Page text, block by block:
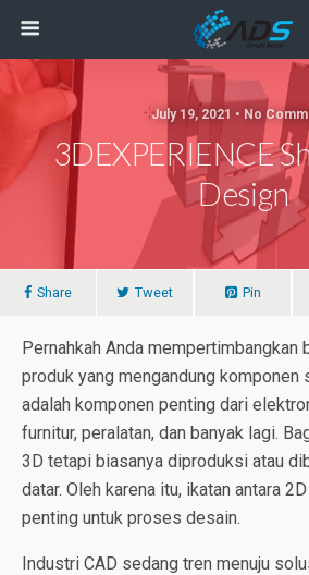
July 19, 2021 • No
3DEXPERIENCE
Design
Share Tweet Pin
Pernahkah Anda mempertimbangkan
produk yang mengandung komponen
adalah komponen penting dari
furnitur, peralatan, dan banyak lagi.
3D tetapi biasanya diproduksi atau
datar. Oleh karena itu, ikatan antara
penting untuk proses desain.
Industri CAD sedang tren menuju